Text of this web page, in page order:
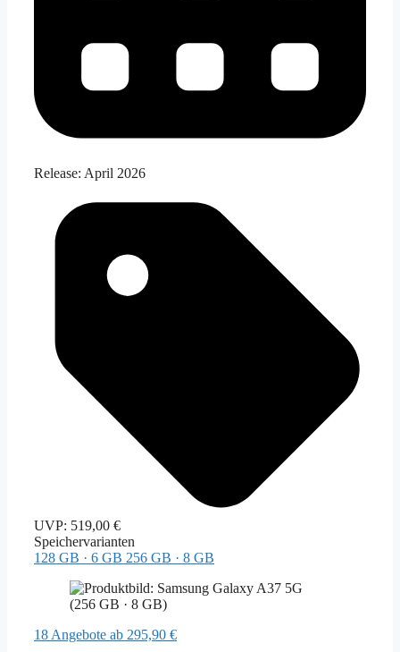
Release: April 2026
UVP: 519,00 €
Speichervarianten
128 GB · 6 GB 256 GB · 8 GB
18 Angebote ab 295,90 €